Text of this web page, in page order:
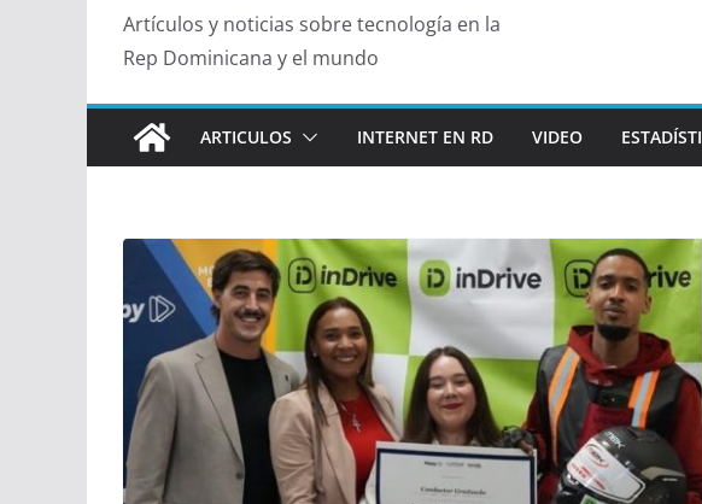
Artículos y noticias sobre tecnología en la
Rep Dominicana y el mundo
ARTICULOS INTERNET EN RD VIDEO